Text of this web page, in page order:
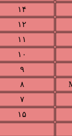
۱۴
۱۲
۱۱
۱۰
۹
۸
۷
۱۵